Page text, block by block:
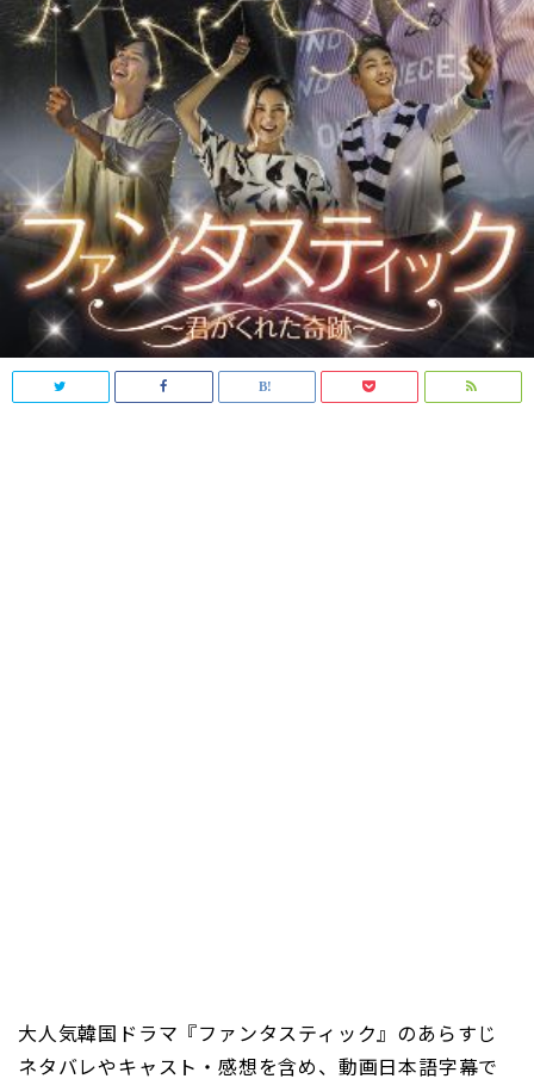
大人気韓国ドラマ『ファンタスティック』のあらすじ
ネタバレやキャスト・感想を含め、動画日本語字幕で